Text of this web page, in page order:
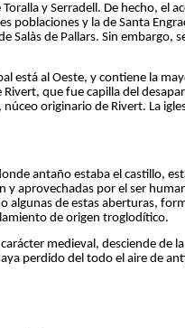
y Serradell. De hecho, el
poblaciones y la de Santa
Salàs de Pallars. Sin embargo,
está al Oeste, y contiene la
que fue capilla del
originario de Rivert. La
antaño estaba el castillo,
y aprovechadas por el ser
algunas de estas aberturas,
de origen troglodítico.
medieval, desciende de
perdido del todo el aire de